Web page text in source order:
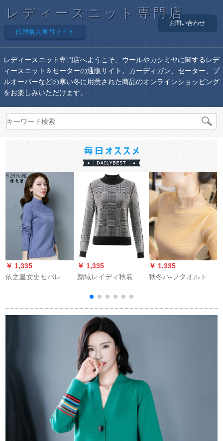
レディースニット専門店
代理購入専門サイト
お問い合わせ
レディースニット専門店へようこそ、ウールやカシミヤに関するレデ
ィースニット＆セーターの通販サイト。カーディガン、セーター、プ
ルオーバーなどの寒い冬に用意された商品のオンラインショッピング
をお楽しみいただけます。
￥ 1,335
依之皇女史セパレー
を使ったショット冬
￥ 1,335
颜域レイディ秋装は
います。タイ顕痩身
カジュアル復古格格
柄长袖ニコにテネル
の下地を付けていま
す。ウル女灰色格
M/38
￥ 1,335
秋冬ハ-フタオルトネ
ズス80-130斤がられ